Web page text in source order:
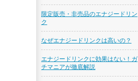
限定販売・非売品のエナジードリン
ク
なぜエナジードリンクは高いの？
エナジードリンクに効果はない！ガ
チマニアが徹底解説